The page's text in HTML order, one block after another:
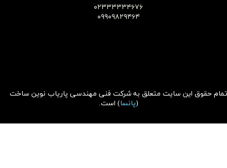
۰۲۳۳۳۳۳۴۶۷۶
۰۹۹۰۹۸۲۹۴۶۴
تمام حقوق این سایت متعلق به شرکت فنی مهندسی پاریاب نوین ساخت
(پانسا) است.